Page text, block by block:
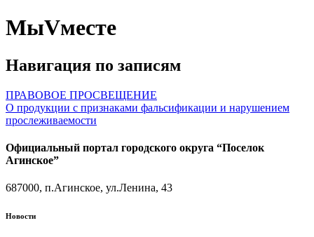
МыVместе
Навигация по записям
ПРАВОВОЕ ПРОСВЕЩЕНИЕ
О продукции с признаками фальсификации и нарушением
прослеживаемости
Официальный портал городского округа “Поселок
Агинское”
687000, п.Агинское, ул.Ленина, 43
Новости